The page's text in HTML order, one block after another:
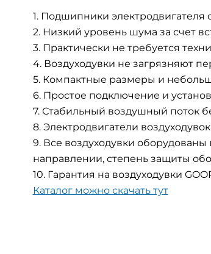
Подшипники электродвигателя
Низкий уровень шума за счет
Практически не требуется
Воздуходувки не загрязняют
Компактные размеры и
Простое подключение и
Стабильный воздушный поток
Электродвигатели
Все воздуходувки
направлении, степень защиты
Гарантия на воздуходувки
Каталог можно скачать тут